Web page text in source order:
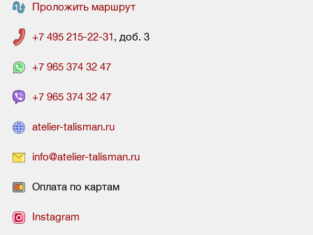
Проложить маршрут
+7 495 215-22-31, доб. 3
+7 965 374 32 47
+7 965 374 32 47
atelier-talisman.ru
info@atelier-talisman.ru
Оплата по картам
Instagram